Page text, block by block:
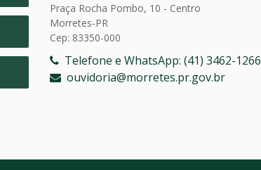
Praça Rocha Pombo, 10 - Centro
Morretes-PR
Cep: 83350-000
Telefone e WhatsApp: (41) 3462-1266
ouvidoria@morretes.pr.gov.br